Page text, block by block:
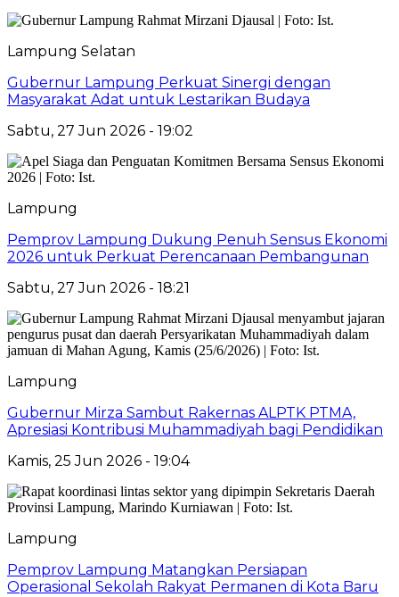
Lampung Selatan
Gubernur Lampung Perkuat Sinergi dengan
Masyarakat Adat untuk Lestarikan Budaya
Sabtu, 27 Jun 2026 - 19:02
Lampung
Pemprov Lampung Dukung Penuh Sensus Ekonomi
2026 untuk Perkuat Perencanaan Pembangunan
Sabtu, 27 Jun 2026 - 18:21
Lampung
Gubernur Mirza Sambut Rakernas ALPTK PTMA,
Apresiasi Kontribusi Muhammadiyah bagi Pendidikan
Kamis, 25 Jun 2026 - 19:04
Lampung
Pemprov Lampung Matangkan Persiapan
Operasional Sekolah Rakyat Permanen di Kota Baru